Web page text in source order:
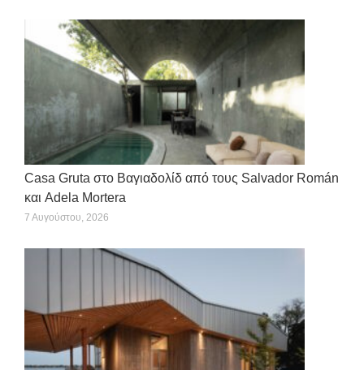
Casa Gruta στο Βαγιαδολίδ από τους Salvador Román
και Adela Mortera
7 Αυγούστου, 2026